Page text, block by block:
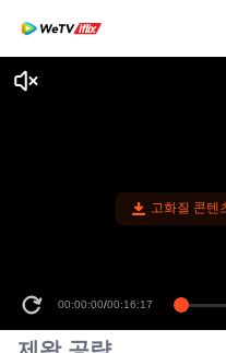
고화질 콘텐
00:00:00/00:16:17